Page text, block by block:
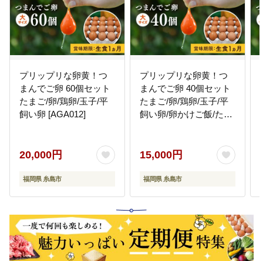
プリップリな卵黄！つ
まんでご卵 60個セット
たまご/卵/鶏卵/玉子/平
飼い卵 [AGA012]
20,000円
福岡県 糸島市
プリップリな卵黄！つ
まんでご卵 40個セット
たまご/卵/鶏卵/玉子/平
飼い卵/卵かけご飯/たま
15,000円
福岡県 糸島市